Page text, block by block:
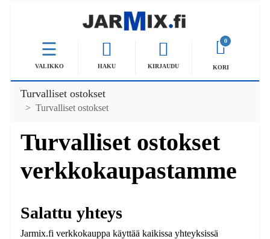
VALIKKO HAKU KIRJAUDU
0
KORI
Turvalliset ostokset
Turvalliset ostokset
Turvalliset ostokset
verkkokaupastamme
Salattu yhteys
Jarmix.fi verkkokauppa käyttää kaikissa yhteyksissä